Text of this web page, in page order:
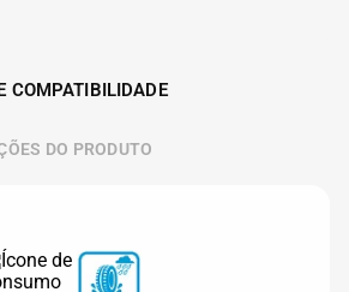
COMPATIBILIDADE
DO PRODUTO